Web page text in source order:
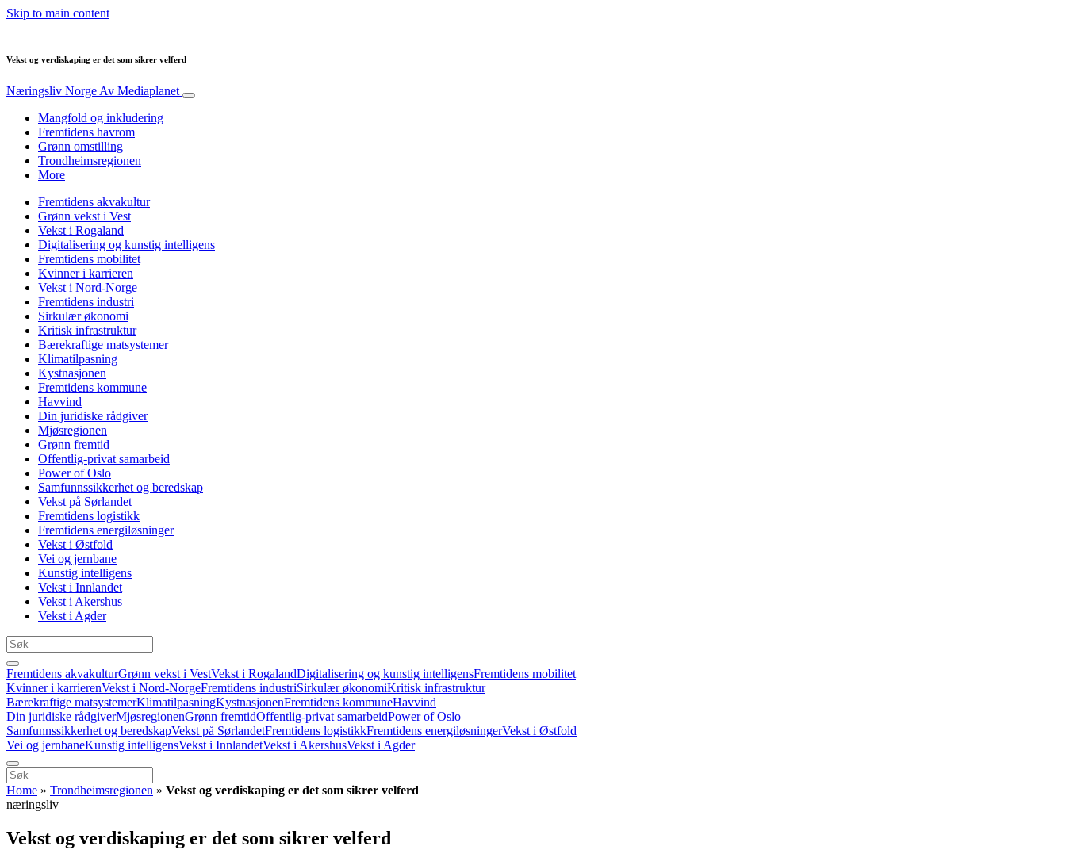
Skip to main content
Vekst og verdiskaping er det som sikrer velferd
Næringsliv Norge Av Mediaplanet
Mangfold og inkludering
Fremtidens havrom
Grønn omstilling
Trondheimsregionen
More
Fremtidens akvakultur
Grønn vekst i Vest
Vekst i Rogaland
Digitalisering og kunstig intelligens
Fremtidens mobilitet
Kvinner i karrieren
Vekst i Nord-Norge
Fremtidens industri
Sirkulær økonomi
Kritisk infrastruktur
Bærekraftige matsystemer
Klimatilpasning
Kystnasjonen
Fremtidens kommune
Havvind
Din juridiske rådgiver
Mjøsregionen
Grønn fremtid
Offentlig-privat samarbeid
Power of Oslo
Samfunnssikkerhet og beredskap
Vekst på Sørlandet
Fremtidens logistikk
Fremtidens energiløsninger
Vekst i Østfold
Vei og jernbane
Kunstig intelligens
Vekst i Innlandet
Vekst i Akershus
Vekst i Agder
Fremtidens akvakulturGrønn vekst i VestVekst i RogalandDigitalisering og kunstig intelligensFremtidens mobilitet
Kvinner i karrierenVekst i Nord-NorgeFremtidens industriSirkulær økonomiKritisk infrastruktur
Bærekraftige matsystemerKlimatilpasningKystnasjonenFremtidens kommuneHavvind
Din juridiske rådgiverMjøsregionenGrønn fremtidOffentlig-privat samarbeidPower of Oslo
Samfunnssikkerhet og beredskapVekst på SørlandetFremtidens logistikkFremtidens energiløsningerVekst i Østfold
Vei og jernbaneKunstig intelligensVekst i InnlandetVekst i AkershusVekst i Agder
Home » Trondheimsregionen » Vekst og verdiskaping er det som sikrer velferd
næringsliv
Vekst og verdiskaping er det som sikrer velferd